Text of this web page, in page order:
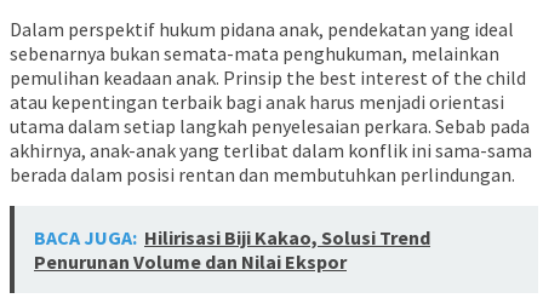
Dalam perspektif hukum pidana anak, pendekatan yang ideal
sebenarnya bukan semata-mata penghukuman, melainkan
pemulihan keadaan anak. Prinsip the best interest of the child
atau kepentingan terbaik bagi anak harus menjadi orientasi
utama dalam setiap langkah penyelesaian perkara. Sebab pada
akhirnya, anak-anak yang terlibat dalam konflik ini sama-sama
berada dalam posisi rentan dan membutuhkan perlindungan.
BACA JUGA: Hilirisasi Biji Kakao, Solusi Trend
Penurunan Volume dan Nilai Ekspor